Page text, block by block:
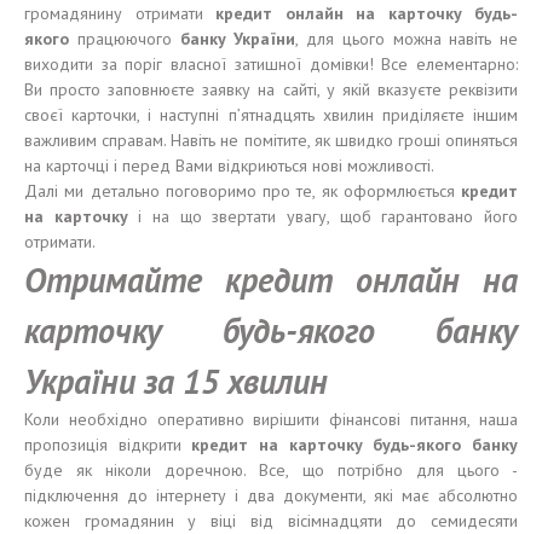
громадянину отримати кредит онлайн на карточку будь-
якого працюючого банкуУкраїни, для цього можна навіть не
виходити за поріг власної затишної домівки! Все елементарно:
Ви просто заповнюєте заявку на сайті, у якій вказуєте реквізити
своєї карточки, і наступні п’ятнадцять хвилин приділяєте іншим
важливим справам. Навіть не помітите, як швидко гроші опиняться
на карточці і перед Вами відкриються нові можливості.
Далі ми детально поговоримо про те, як оформлюється кредит
на карточкуі на що звертати увагу, щоб гарантовано його
отримати.
Отримайте кредит онлайн на
карточку будь-якого банку
України за 15 хвилин
Коли необхідно оперативно вирішити фінансові питання, наша
пропозиція відкрити кредит на карточку будь-якого банку
буде як ніколи доречною. Все, що потрібно для цього -
підключення до інтернету і два документи, які має абсолютно
кожен громадянин у віці від вісімнадцяти до семидесяти